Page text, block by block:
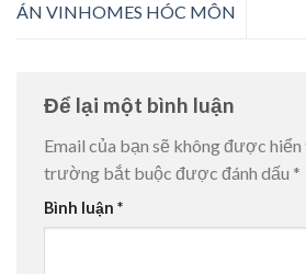
ÁN VINHOMES HÓC MÔN
Để lại một bình luận
Email của bạn sẽ không được
trường bắt buộc được đánh dấu *
Bình luận *